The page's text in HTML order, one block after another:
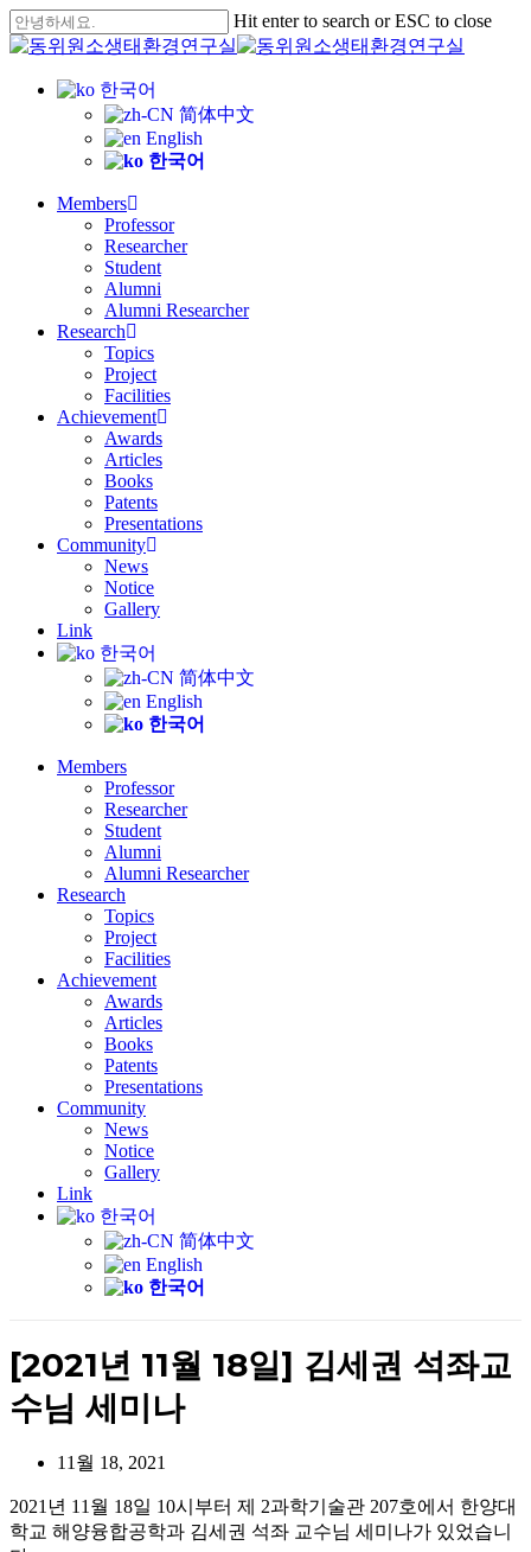
Skip
to
main
content
Hit enter to search or ESC to close
Close
한국어
简体中文
English
한국어
Menu
Members
Professor
Researcher
Student
Alumni
Alumni Researcher
Research
Topics
Project
Facilities
Achievement
Awards
Articles
Books
Patents
Presentations
Community
News
Notice
Gallery
Link
한국어
简体中文
English
한국어
Members
Professor
Researcher
Student
Alumni
Alumni Researcher
Research
Topics
Project
Facilities
Achievement
Awards
Articles
Books
Patents
Presentations
Community
News
Notice
Gallery
Link
한국어
简体中文
English
한국어
[2021년 11월 18일] 김세권 석좌교
수님 세미나
11월 18, 2021
2021년 11월 18일 10시부터 제 2과학기술관 207호에서 한양대
학교 해양융합공학과 김세권 석좌 교수님 세미나가 있었습니